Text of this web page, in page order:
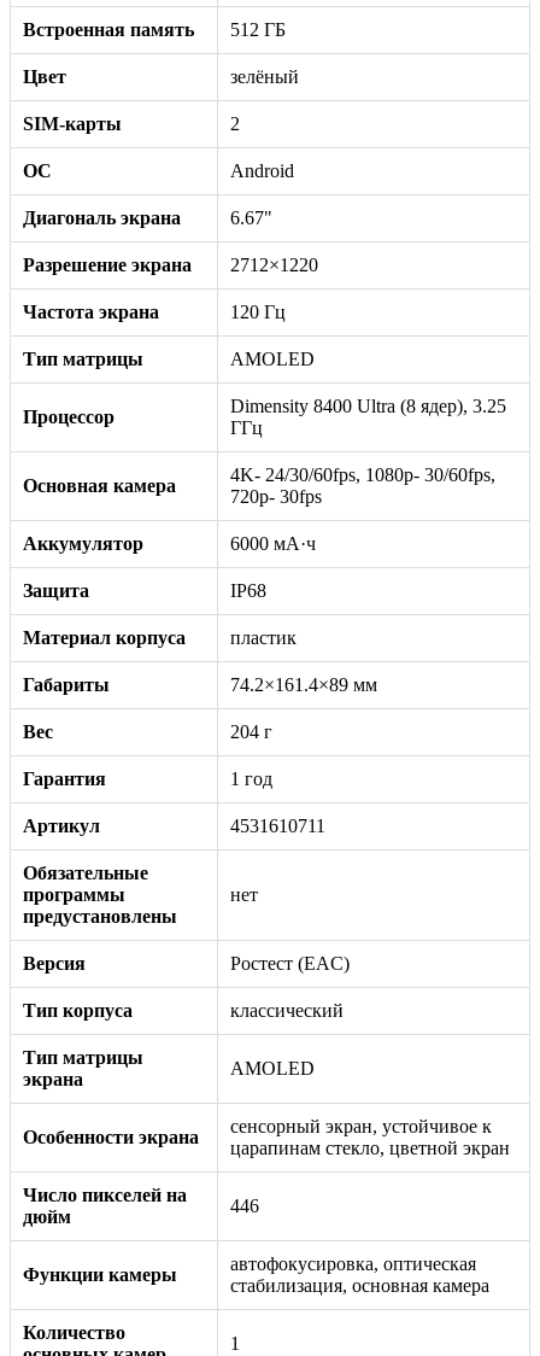
Встроенная память 512 ГБ
Цвет зелёный
SIM-карты 2
ОС Android
Диагональ экрана 6.67"
Разрешение экрана 2712×1220
Частота экрана 120 Гц
Тип матрицы AMOLED
Процессор
Dimensity 8400 Ultra (8 ядер), 3.25
ГГц
Основная камера
4K- 24/30/60fps, 1080p- 30/60fps,
720p- 30fps
Аккумулятор 6000 мА·ч
Защита IP68
Материал корпуса пластик
Габариты 74.2×161.4×89 мм
Вес 204 г
Гарантия 1 год
Артикул 4531610711
Обязательные
программы
предустановлены
нет
Версия Ростест (EAC)
Тип корпуса классический
Тип матрицы
экрана
AMOLED
Особенности экрана
сенсорный экран, устойчивое к
царапинам стекло, цветной экран
Число пикселей на
дюйм
446
Функции камеры
автофокусировка, оптическая
стабилизация, основная камера
Количество
1